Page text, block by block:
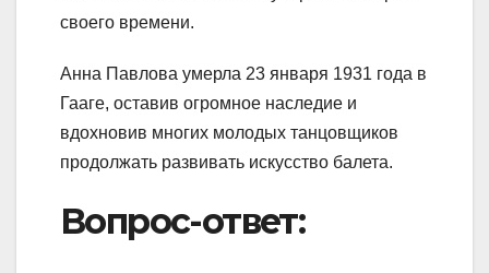
своего времени.
Анна Павлова умерла 23 января 1931 года в
Гааге, оставив огромное наследие и
вдохновив многих молодых танцовщиков
продолжать развивать искусство балета.
Вопрос-ответ: